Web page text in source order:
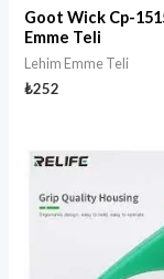
Goot Wick Cp-
Emme Teli
Lehim Emme Teli
₺252